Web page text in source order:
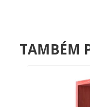
TAMBÉM